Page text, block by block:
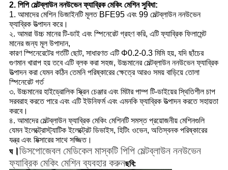
2. পিপি মেল্টব্লাউন ননউভেন ফ্যাব্রিক মেকিং মেশিন সুবিধা:
1. আমাদের মেশিন ডিজাইনটি মূলত BFE95 এবং 99 মেল্টব্লাউন ননউভেন
ফ্যাব্রিক উত্পাদন করে।
২. আমরা উচ্চ মানের টি-ডাই এবং স্পিনেরেট গ্রহণ করি, এটি ফ্যাব্রিক ফিলামেন্ট
মানের জন্য মূল উপাদান,
কারণ স্পিনেরেটের গর্তটি ছোট, সাধারণত এটি Φ0.2-0.3 মিমি হয়, যদি ছাঁচের
গুণমান খারাপ হয় তবে এটি ব্লক করা সহজ, উচ্চমানের মেল্টব্লাউন ননউভেন ফ্যাব্রিক
উত্পাদন করা যেমন কঠিন তেমনি পরিষ্কারের ক্ষেত্রে আরও সময় বাড়িয়ে তোলা
স্পিনেরেট গর্ত
৩. উচ্চমানের হাইড্রোলিক স্ক্রিন চেঞ্জার এবং মিটার পাম্প টি-ডাইয়ের স্থিতিশীল চাপ
সরবরাহ করতে পারে এবং এটি ইউনিফর্ম এবং এমনকি ফ্যাব্রিক উত্পাদন করতে সহায়তা
করবে।
৪. আমাদের মেল্টব্লাউন ফ্যাব্রিক মেকিং মেশিনটি সমস্ত প্রয়োজনীয় মেশিনগুলি
যেমন ইলেক্ট্রোস্ট্যাটিক ইলেক্ট্রেট ডিভাইস, হিটিং ওভেন, অতিস্বনক পরিষ্কারের
যন্ত্র এবং মিক্সারের সাথে সজ্জিত।
ঘ।ডিসপোজেবল মেডিকেল মাস্কটি পিপি মেল্টব্লাউন ননউভেন
ফ্যাব্রিক মেকিং মেশিন ব্যবহার করুনছবি: